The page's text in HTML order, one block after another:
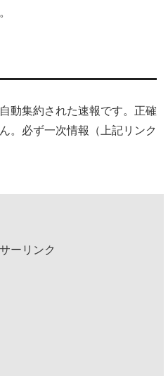
動集約された速報です。正確
。必ず一次情報（上記リンク
ーリンク